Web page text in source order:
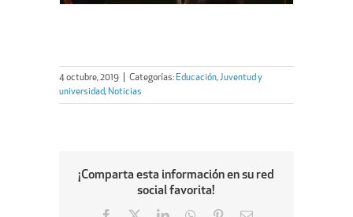
4 octubre, 2019 Categorías: Educación,Juventud y
universidad, Noticias
¡Comparta esta información en su red
social favorita!